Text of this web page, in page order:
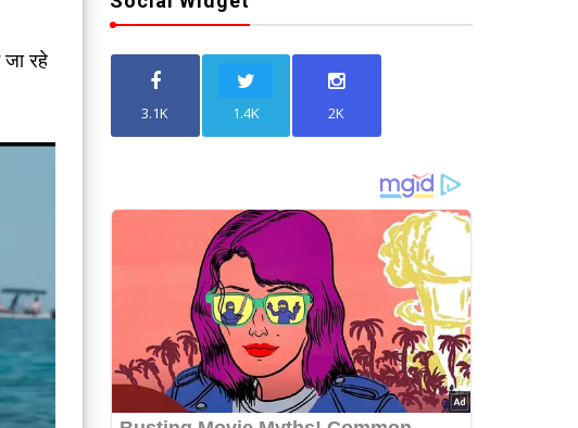
रहे
3.1K 1.4K 2K